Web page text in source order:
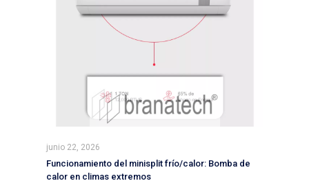
junio 22, 2026
Funcionamiento del minisplit frío/calor: Bomba de
calor en climas extremos